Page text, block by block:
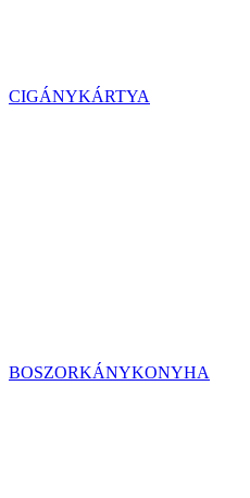
CIGÁNYKÁRTYA
BOSZORKÁNYKONYHA